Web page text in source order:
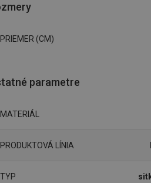
PRIEMER (CM)
parametre
MATERIÁL
PRODUKTOVÁ LÍNIA
TYP